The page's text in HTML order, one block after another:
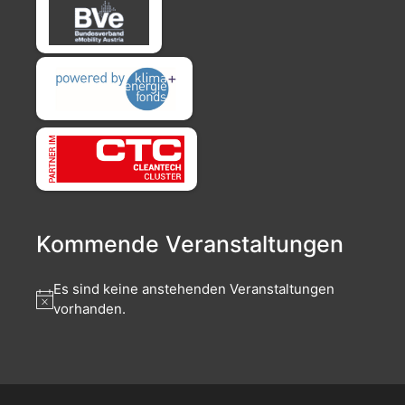
Kommende Veranstaltungen
Es sind keine anstehenden Veranstaltungen
vorhanden.